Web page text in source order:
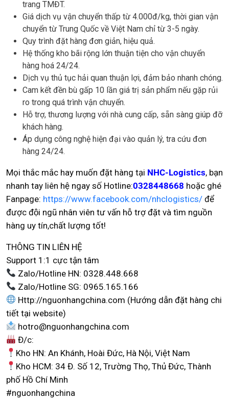
trang TMĐT.
Giá dịch vụ vận chuyển thấp từ 4.000đ/kg, thời gian vận
chuyển từ Trung Quốc về Việt Nam chỉ từ 3-5 ngày.
Quy trình đặt hàng đơn giản, hiệu quả.
Hệ thống kho bãi rộng lớn thuận tiện cho vận chuyển
hàng hoá 24/24.
Dịch vụ thủ tục hải quan thuận lợi, đảm bảo nhanh chóng.
Cam kết đền bù gấp 10 lần giá trị sản phẩm nếu gặp rủi
ro trong quá trình vận chuyển.
Hỗ trợ, thương lượng với nhà cung cấp, sẵn sàng giúp đỡ
khách hàng.
Áp dụng công nghệ hiện đại vào quản lý, tra cứu đơn
hàng 24/24.
Mọi thắc mắc hay muốn đặt hàng tại NHC-Logistics, bạn
nhanh tay liên hệ ngay số Hotline:0328448668 hoặc ghé
Fanpage: https://www.facebook.com/nhclogistics/ để
được đội ngũ nhân viên tư vấn hỗ trợ đặt và tìm nguồn
hàng uy tín,chất lượng tốt!
THÔNG TIN LIÊN HỆ
Support 1:1 cực tận tâm
Zalo/Hotline HN: 0328.448.668
Zalo/Hotline SG: 0965.165.166
Http://nguonhangchina.com (Hướng dẫn đặt hàng chi
tiết tại website)
hotro@nguonhangchina.com
Đ/c:
Kho HN: An Khánh, Hoài Đức, Hà Nội, Việt Nam
Kho HCM: 34 Đ. Số 12, Trường Thọ, Thủ Đức, Thành
phố Hồ Chí Minh
#nguonhangchina